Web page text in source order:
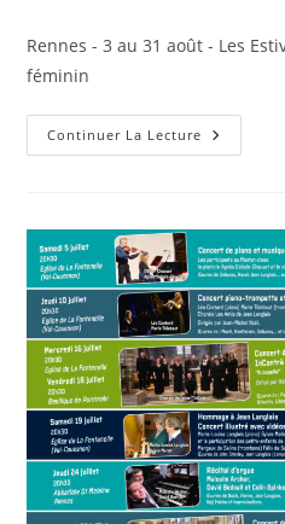
la
publication :
Rennes - 3 au 31 août - Les
féminin
Continuer La Lecture Rennes
–
–
Les
Estivales
De
L’Orgue
–
Orgues
Au
Féminin